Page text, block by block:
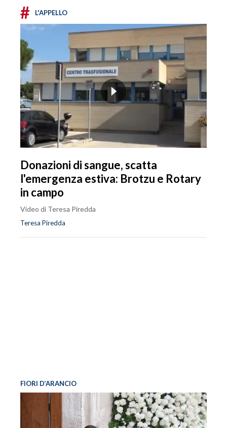
# L'APPELLO
Donazioni di sangue, scatta
l'emergenza estiva: Brotzu e Rotary
in campo
Video di Teresa Piredda
Teresa Piredda
FIORI D’ARANCIO